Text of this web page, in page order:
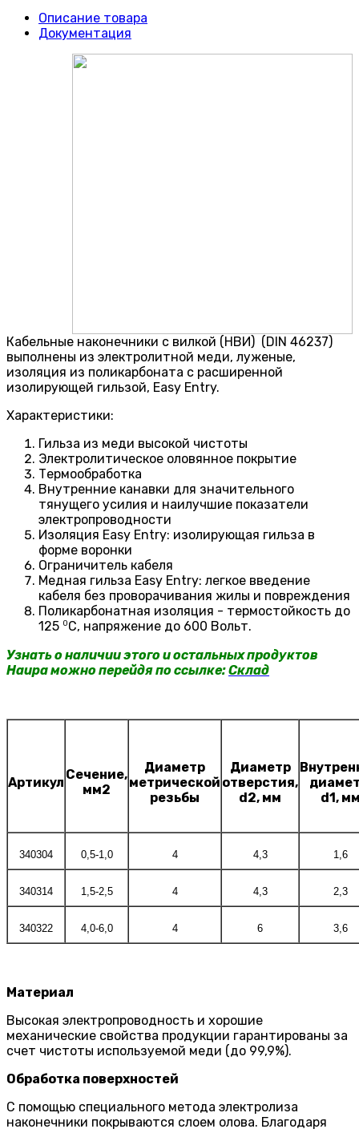
Описание товара
Документация
Кабельные наконечники с вилкой (НВИ) (DIN 46237)
выполнены из электролитной меди, луженые,
изоляция из поликарбоната с расширенной
изолирующей гильзой, Easy Entry.
Характеристики:
Гильза из меди высокой чистоты
Электролитическое оловянное покрытие
Термообработка
Внутренние канавки для значительного
тянущего усилия и наилучшие показатели
электропроводности
Изоляция Easy Entry: изолирующая гильза в
форме воронки
Ограничитель кабеля
Медная гильза Easy Entry: легкое введение
кабеля без проворачивания жилы и повреждения
Поликарбонатная изоляция - термостойкость до
125 0С, напряжение до 600 Вольт.
Узнать о наличии этого и остальных продуктов
Haupa можно перейдя по ссылке:Склад
Артикул
Сечение,
мм2
Диаметр
метрической
резьбы
Диаметр
отверстия,
d2, мм
d1,
340304 0,5-1,0 4 4,3 1,6
340314 1,5-2,5 4 4,3 2,3
340322 4,0-6,0 4 6 3,6
Материал
Высокая электропроводность и хорошие
механические свойства продукции гарантированы за
счет чистоты используемой меди (до 99,9%).
Обработка поверхностей
С помощью специального метода электролиза
наконечники покрываются слоем олова. Благодаря